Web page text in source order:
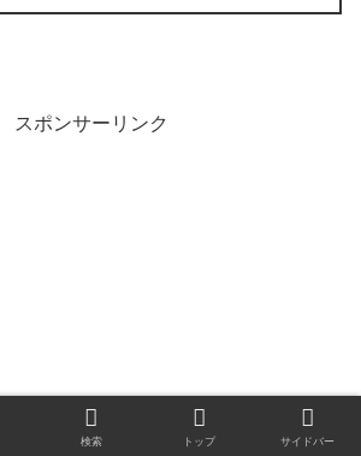
スポンサーリンク
検索 トップ サイドバー